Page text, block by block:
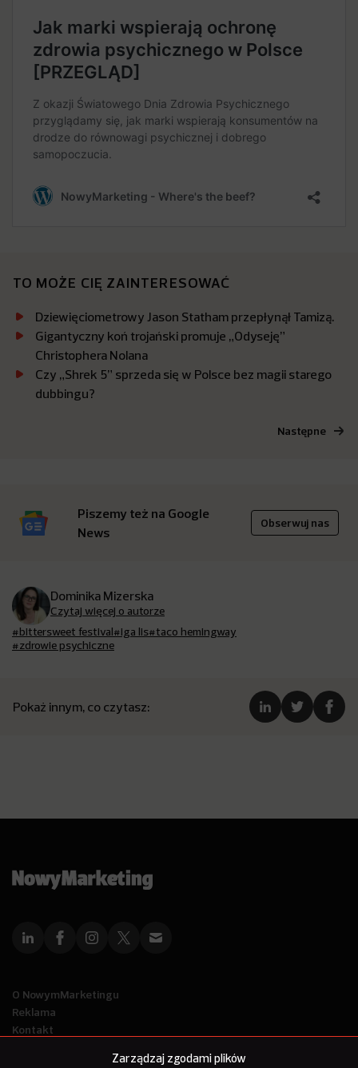
Zarządzaj zgodami plików
TO MOŻE CIĘ ZAINTERESOWAĆ
Dziewięciometrowy Jason Statham przepłynął Tamizą.
Gigantyczny koń trojański promuje „Odyseję”
Christophera Nolana
Czy „Shrek 5” sprzeda się w Polsce bez magii starego
dubbingu?
Następne
Piszemy też na Google
News
Obserwuj nas
Dominika Mizerska
Czytaj więcej o autorze
#bittersweet festival#iga lis#taco hemingway
#zdrowie psychiczne
Pokaż innym, co czytasz:
O NowymMarketingu
Reklama
Kontakt